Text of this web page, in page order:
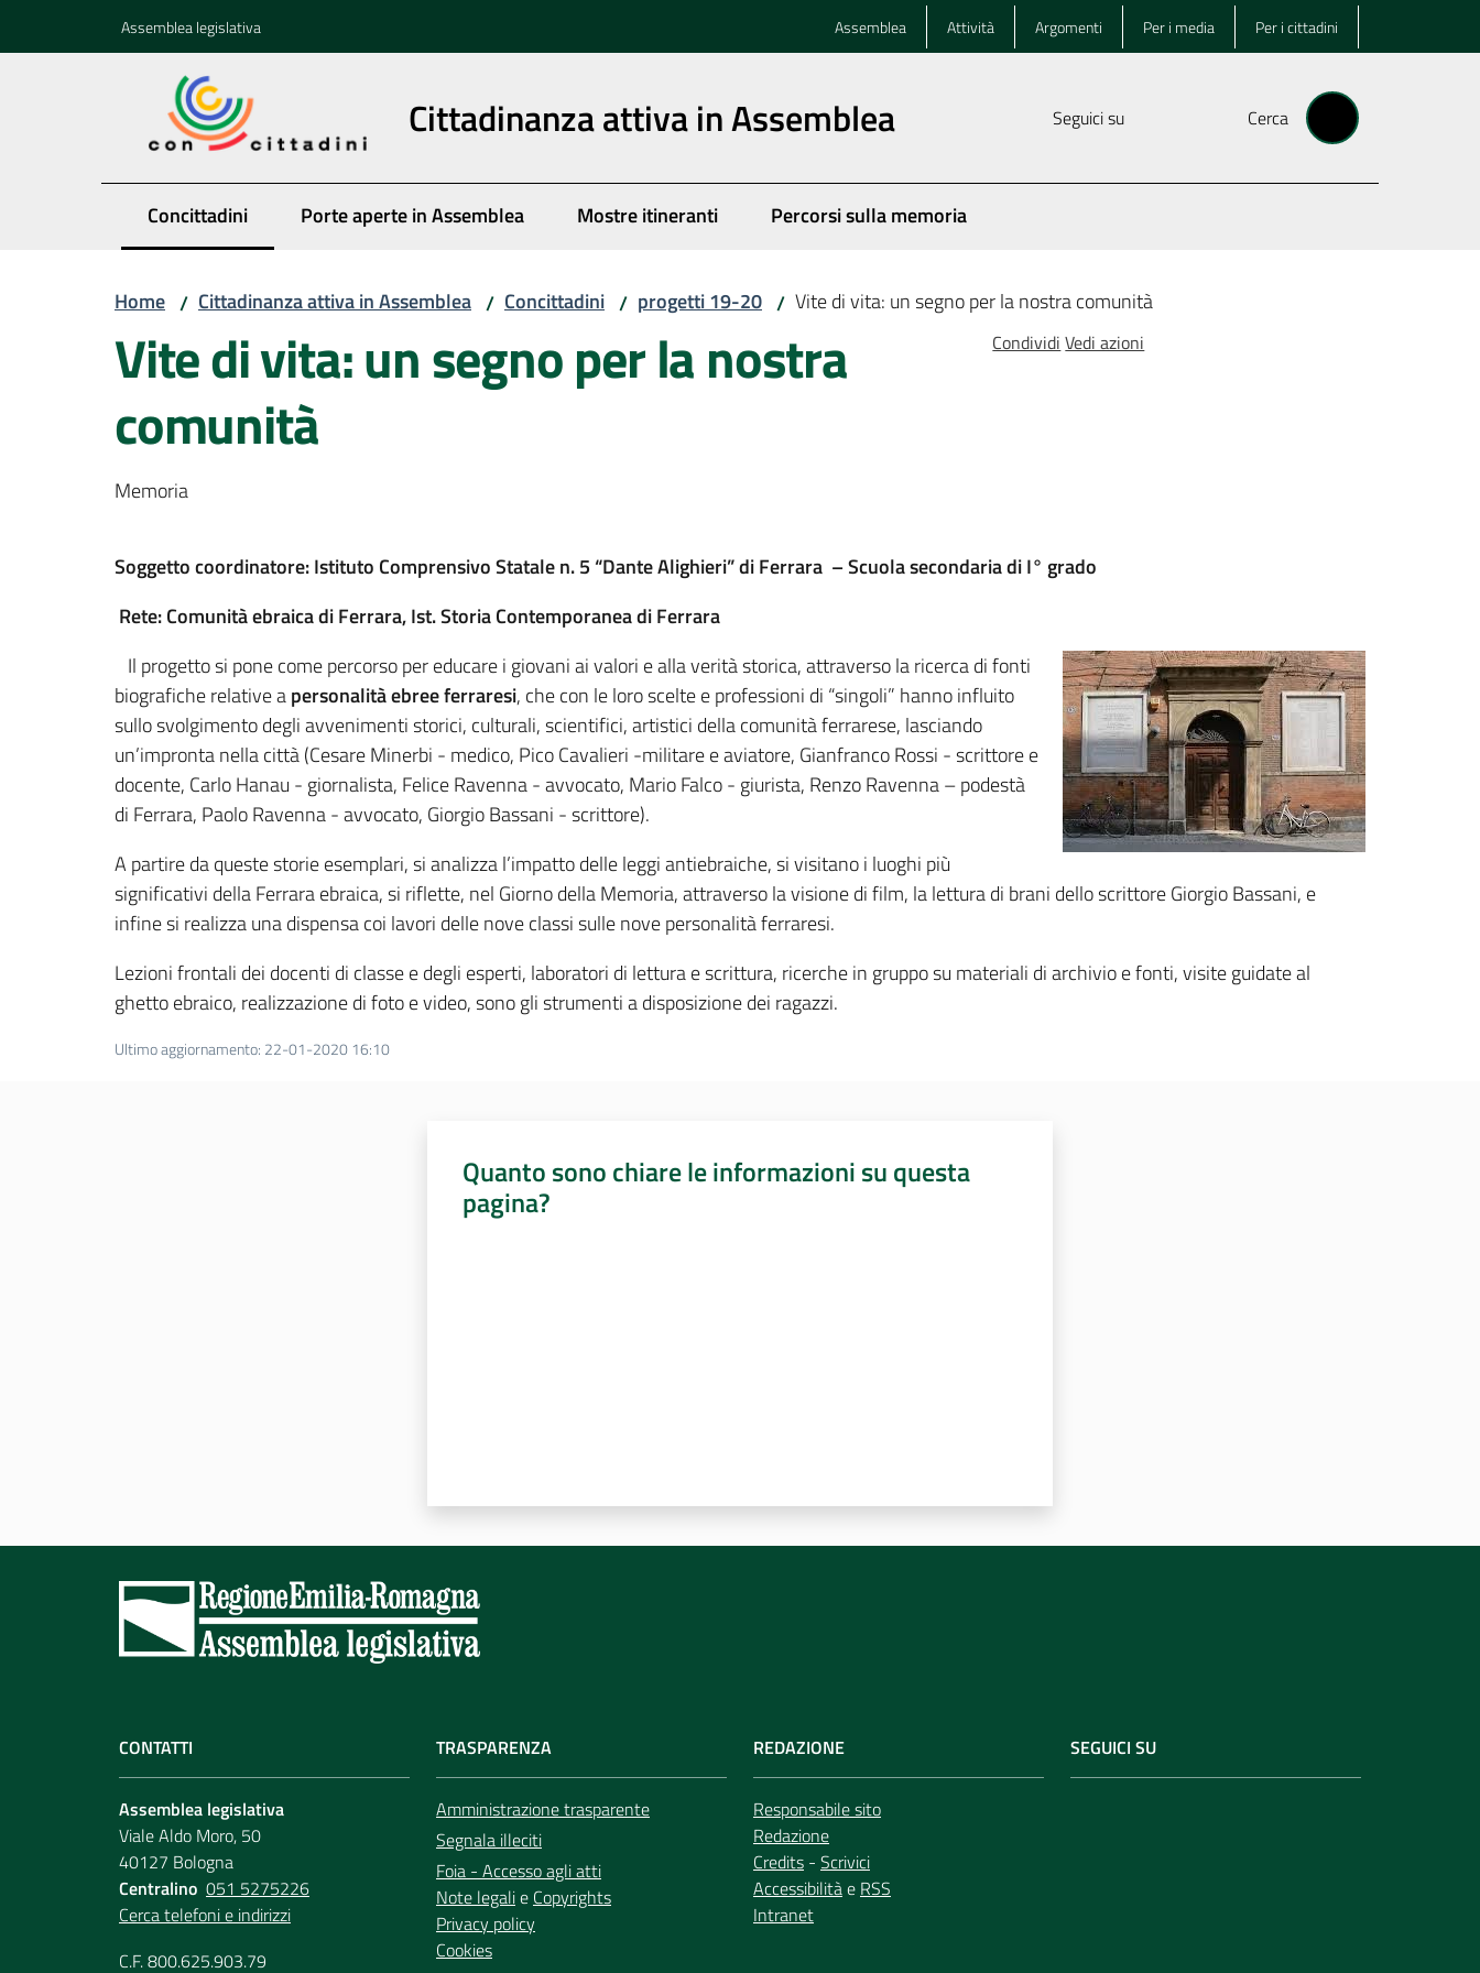
Assemblea legislativa Assemblea Attività Argomenti Per i media Per i cittadini
Cittadinanza attiva in Assemblea Seguici su Cerca
Concittadini
Menu selezionato Porte aperte in Assemblea Mostre itineranti Percorsi sulla memoria
Home / Cittadinanza attiva in Assemblea / Concittadini / progetti 19-20 / Vite di vita: un segno per la nostra comunità
Vite di vita: un segno per la nostra
comunità
Memoria
Condividi Vedi azioni
Soggetto coordinatore: Istituto Comprensivo Statale n. 5 “Dante Alighieri” di Ferrara – Scuola secondaria di I° grado
Rete: Comunità ebraica di Ferrara, Ist. Storia Contemporanea di Ferrara
Il progetto si pone come percorso per educare i giovani ai valori e alla verità storica, attraverso la ricerca di fonti
biografiche relative apersonalità ebree ferraresi, che con le loro scelte e professioni di “singoli” hanno influito
sullo svolgimento degli avvenimenti storici, culturali, scientifici, artistici della comunità ferrarese, lasciando
un’impronta nella città (Cesare Minerbi - medico, Pico Cavalieri -militare e aviatore, Gianfranco Rossi - scrittore e
docente, Carlo Hanau - giornalista, Felice Ravenna - avvocato, Mario Falco - giurista, Renzo Ravenna – podestà
di Ferrara, Paolo Ravenna - avvocato, Giorgio Bassani - scrittore).
A partire da queste storie esemplari, si analizza l’impatto delle leggi antiebraiche, si visitano i luoghi più
significativi della Ferrara ebraica, si riflette, nel Giorno della Memoria, attraverso la visione di film, la lettura di brani dello scrittore Giorgio Bassani, e
infine si realizza una dispensa coi lavori delle nove classi sulle nove personalità ferraresi.
Lezioni frontali dei docenti di classe e degli esperti, laboratori di lettura e scrittura, ricerche in gruppo su materiali di archivio e fonti, visite guidate al
ghetto ebraico, realizzazione di foto e video, sono gli strumenti a disposizione dei ragazzi.
Ultimo aggiornamento: 22-01-2020 16:10
Quanto sono chiare le informazioni su questa
pagina?
CONTATTI
Assemblea legislativa
Viale Aldo Moro, 50
40127 Bologna
Centralino 051 5275226
Cerca telefoni e indirizzi
C.F. 800.625.903.79
TRASPARENZA
Amministrazione trasparente
Segnala illeciti
Foia - Accesso agli atti
Note legalie Copyrights
Privacy policy
Cookies
REDAZIONE
Responsabile sito
Redazione
Credits - Scrivici
Accessibilitàe RSS
Intranet
SEGUICI SU